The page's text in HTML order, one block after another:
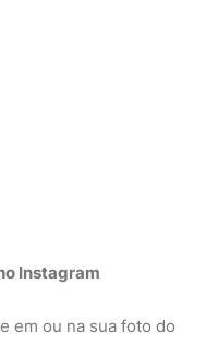
Instagram
em ou na sua foto do